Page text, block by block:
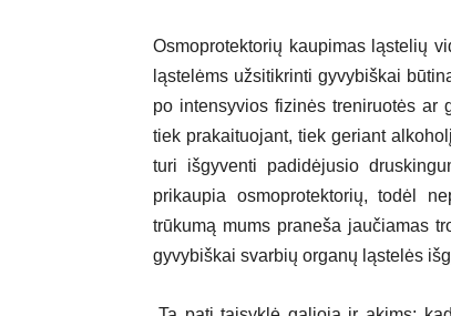
Osmoprotektorių kaupimas ląstelių
ląstelėms užsitikrinti gyvybiškai
po intensyvios fizinės treniruotės ar
tiek prakaituojant, tiek geriant
turi išgyventi padidėjusio
prikaupia osmoprotektorių, todėl
trūkumą mums praneša jaučiamas
gyvybiškai svarbių organų ląstelės